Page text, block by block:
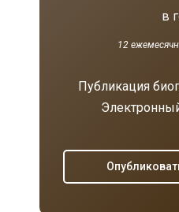
в
12
Публикация